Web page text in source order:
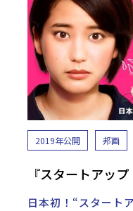
2019年公開 邦画
『スタートアップ
日本初！“スタート